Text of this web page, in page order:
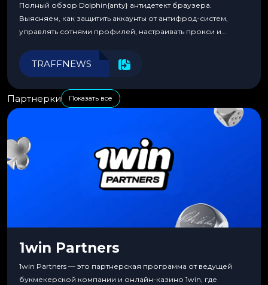
Полный обзор Dolphin{anty} антидетект браузера.
Выясняем, как защитить аккаунты от антифрод-систем,
управлять сотнями профилей, настраивать прокси и
эффективности.
TRAFFNEWS
Партнерки Показать все
1win Partners
1win Partners — это партнерская программа от ведущей
букмекерской компании и онлайн-казино 1win, где